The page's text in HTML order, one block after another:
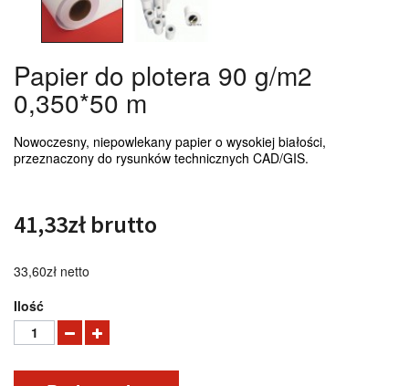
Papier do plotera 90 g/m2
0,350*50 m
Nowoczesny, niepowlekany papier o wysokiej białości,
przeznaczony do rysunków technicznych CAD/GIS.
41,33zł brutto
33,60zł netto
Ilość